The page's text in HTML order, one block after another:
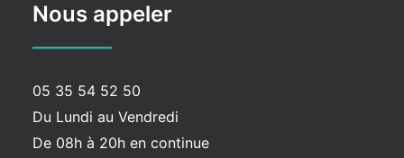
Nous appeler
05 35 54 52 50
Du Lundi au Vendredi
De 08h à 20h en continue